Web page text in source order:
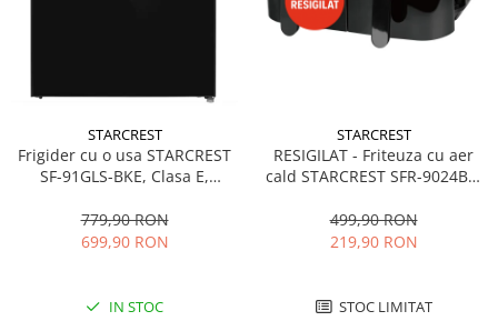
STARCREST
Frigider cu o usa STARCREST
SF-91GLS-BKE, Clasa E,
interioara, H 83 cm, Sticla
Neagra
779,90 RON
699,90 RON
IN STOC
STARCREST
RESIGILAT - Friteuza cu aer
cald STARCREST SFR-9024BK,
Termostat 80 - 200 °C, 12
programe, Negru
499,90 RON
219,90 RON
STOC LIMITAT